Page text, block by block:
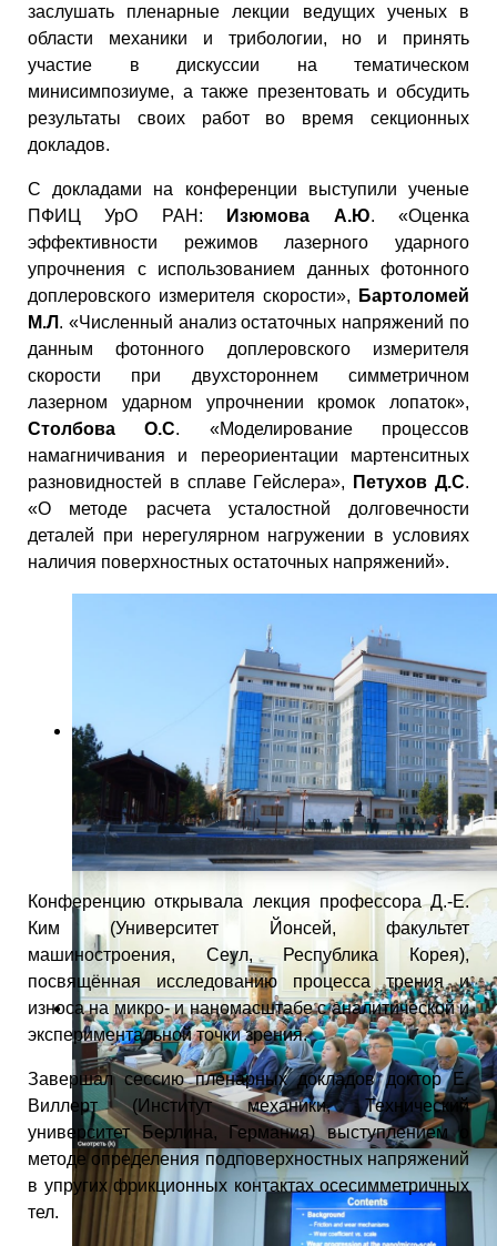
заслушать пленарные лекции ведущих ученых в
области механики и трибологии, но и принять
участие в дискуссии на тематическом
минисимпозиуме, а также презентовать и обсудить
результаты своих работ во время секционных
докладов.
С докладами на конференции выступили ученые
ПФИЦ УрО РАН:
Изюмова А.Ю. «Оценка
эффективности режимов лазерного ударного
упрочнения с использованием данных фотонного
доплеровского измерителя скорости»,
Бартоломей
М.Л . «Численный анализ остаточных напряжений по
данным фотонного доплеровского измерителя
скорости при двухстороннем симметричном
лазерном ударном упрочнении кромок лопаток»,
Столбова О.С. «Моделирование процессов
намагничивания и переориентации мартенситных
разновидностей в сплаве Гейслера»,
Петухов Д.С.
«О методе расчета усталостной долговечности
деталей при нерегулярном нагружении в условиях
наличия поверхностных остаточных напряжений».
Конференцию открывала лекция профессора Д.-Е.
Ким (Университет Йонсей, факультет
машиностроения, Сеул, Республика Корея),
посвящённая исследованию процесса трения и
износа на микро- и наномасштабе с аналитической и
экспериментальной точки зрения.
Завершал сессию пленарных докладов доктор Е.
Виллерт (Институт механики, Технический
университет Берлина, Германия) выступлением о
методе определения подповерхностных напряжений
в упругих фрикционных контактах осесимметричных
тел.